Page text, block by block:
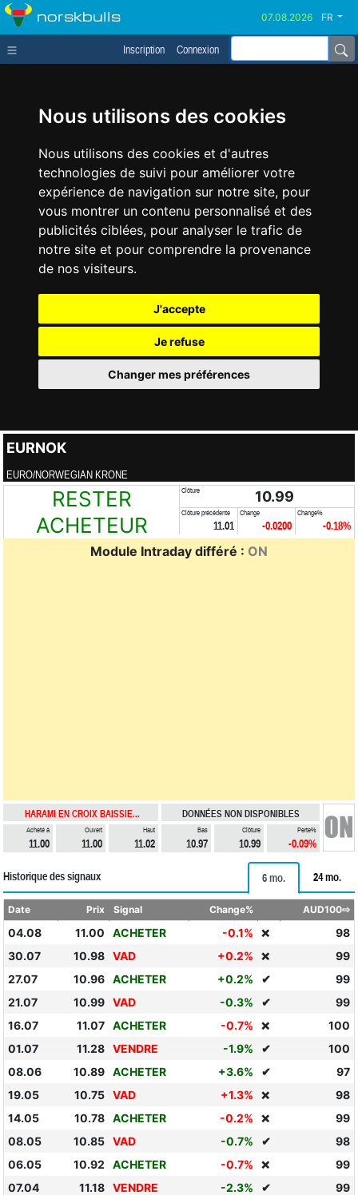
Nous utilisons des cookies
Nous utilisons des cookies et d'autres
technologies de suivi pour améliorer votre
expérience de navigation sur notre site, pour
vous montrer un contenu personnalisé et des
publicités ciblées, pour analyser le trafic de
notre site et pour comprendre la provenance
de nos visiteurs.
J'accepte
Je refuse
Changer mes préférences
norskbulls FR
Inscription Connexion
EURNOK
EURO/NORWEGIAN KRONE
RESTER
ACHETEUR
Clôture 10.99
Clôture précédente
11.01
Change
-0.0200
Change%
-0.18%
Module Intraday différé : ON
HARAMI EN CROIX BAISSIE... DONNÉES NON DISPONIBLES
Acheté à
11.00
Ouvert
11.00
Haut
11.02
Bas
10.97
Clôture
10.99
Perte%
-0.09%
Historique des signaux 6 mo. 24 mo.
Date Prix Signal Change% AUD100⇨
04.08 11.00 ACHETER -0.1% ❌
98
30.07
10.98 VAD +0.2% ❌
99
27.07
10.96 ACHETER +0.2% ✔
99
21.07
10.99 VAD -0.3% ✔
99
16.07
11.07 ACHETER -0.7% ❌
100
01.07
11.28 VENDRE -1.9% ✔
100
08.06
10.89 ACHETER +3.6% ✔
97
19.05
10.75 VAD +1.3% ❌
98
14.05
10.78 ACHETER -0.2% ❌
99
08.05
10.85 VAD -0.7% ✔
98
06.05
10.92 ACHETER -0.7% ❌
99
07.04
11.18 VENDRE -2.3% ✔
99